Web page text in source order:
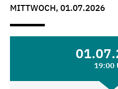
MITTWOCH, 01.07.2026
19:00